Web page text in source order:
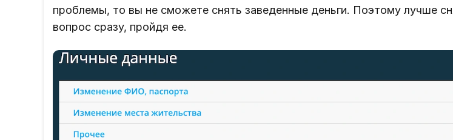
проблемы, то вы не сможете снять заведенные деньги. Поэтому лучше
вопрос сразу, пройдя ее.